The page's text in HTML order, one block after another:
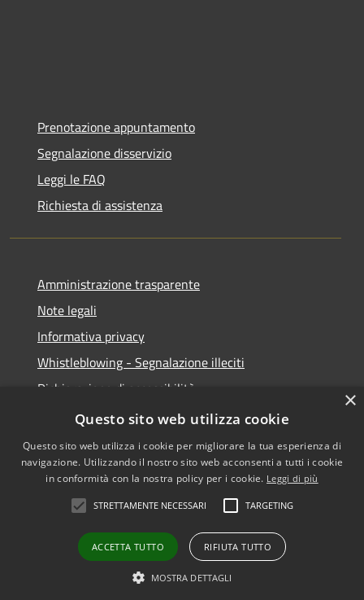
Prenotazione appuntamento
Segnalazione disservizio
Leggi le FAQ
Richiesta di assistenza
Amministrazione trasparente
Note legali
Informativa privacy
Whistleblowing - Segnalazione illeciti
Dichiarazione di accessibilità
Obiettivi di acessibilità
Accessibilità
Copyright © 2026 • Comune di
Voghera • Powered by
Municipium•
redazione
×
Questo sito web utilizza cookie
Questo sito web utilizza i cookie per migliorare la tua esperienza di
navigazione. Utilizzando il nostro sito web acconsenti a tutti i cookie
in conformità con la nostra policy per i cookie. Leggi di più
STRETTAMENTE NECESSARI TARGETING
ACCETTA TUTTO RIFIUTA TUTTO
MOSTRA DETTAGLI